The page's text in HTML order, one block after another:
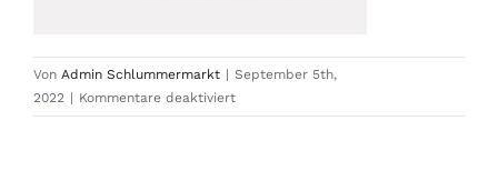
Von Admin Schlummermarkt | September 5th,
2022 | Kommentare deaktiviertfür